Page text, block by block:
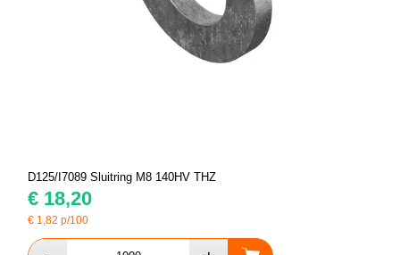
D125/I7089 Sluitring M8 140HV THZ
€ 18,20
€ 1,82 p/100